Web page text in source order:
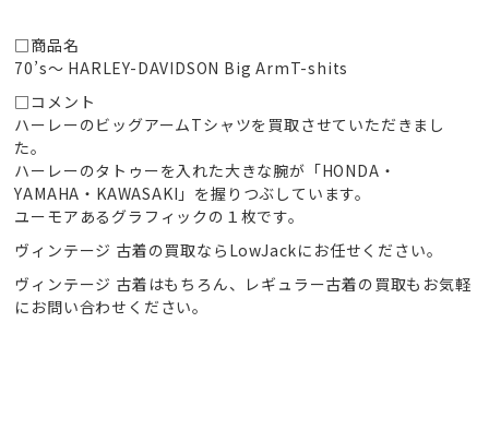
□商品名
70’s～ HARLEY-DAVIDSON Big ArmT-shits
□コメント
ハーレーのビッグアームTシャツを買取させていただきまし
た。
ハーレーのタトゥーを入れた大きな腕が「HONDA・
YAMAHA・KAWASAKI」を握りつぶしています。
ユーモアあるグラフィックの１枚です。
ヴィンテージ 古着の買取ならLowJackにお任せください。
ヴィンテージ 古着はもちろん、レギュラー古着の買取もお気軽
にお問い合わせください。